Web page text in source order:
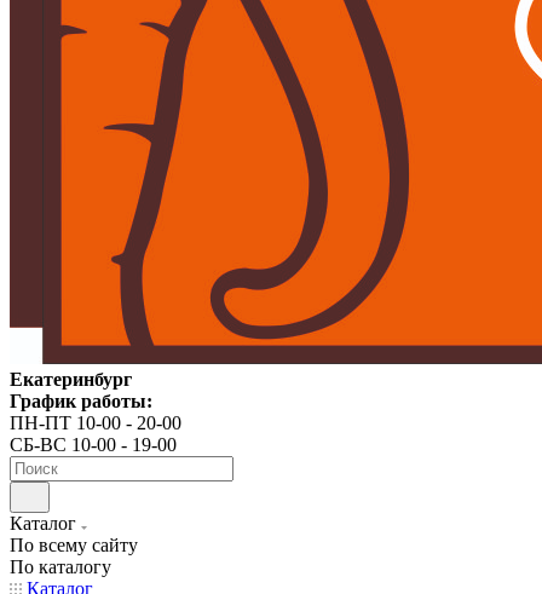
Екатеринбург
График работы:
ПН-ПТ 10-00 - 20-00
СБ-ВС 10-00 - 19-00
Каталог
По всему сайту
По каталогу
Каталог